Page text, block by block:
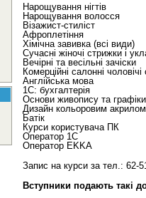
Нарощування нігтів
Нарощування волосся
Візажист-стиліст
Афроплетіння
Хімічна завивка (всі види)
Сучасні жіночі стрижки і
Вечірні та весільні зачіски
Комерційні салонні
Англійська мова
1С: бухгалтерія
Основи живопису та графіки
Дизайн кольоровим акрилом
Батік
Курси користувача ПК
Оператор 1С
Оператор EKKA
Запис на курси за тел.: 62-
Вступники подають такі